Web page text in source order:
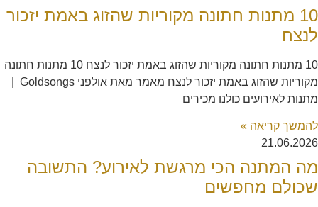
10 מתנות חתונה מקוריות שהזוג באמת יזכור
לנצח
10 מתנות חתונה מקוריות שהזוג באמת יזכור לנצח 10 מתנות חתונה
מתנות לאירועים כולנו מכירים
להמשך קריאה »
21.06.2026
מה המתנה הכי מרגשת לאירוע? התשובה
שכולם מחפשים